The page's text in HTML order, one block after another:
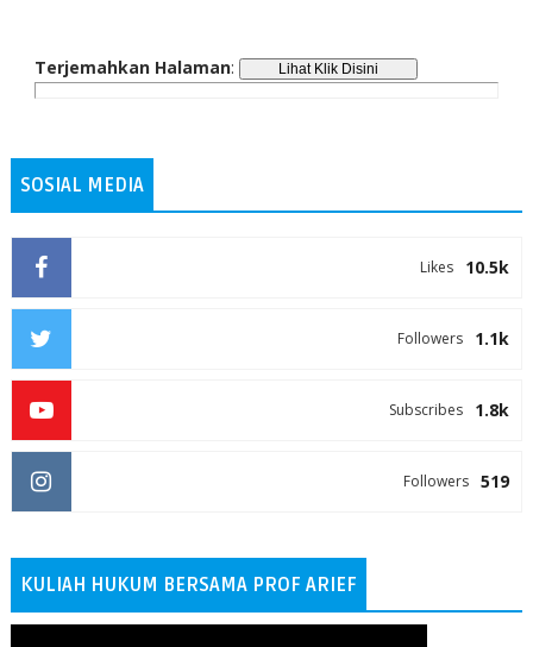
Terjemahkan Halaman:
SOSIAL MEDIA
10.5k
Likes
1.1k
Followers
1.8k
Subscribes
519
Followers
KULIAH HUKUM BERSAMA PROF ARIEF